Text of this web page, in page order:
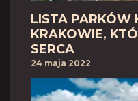
LISTA PARKÓW
KRAKOWIE,
SERCA
24 maja 2022